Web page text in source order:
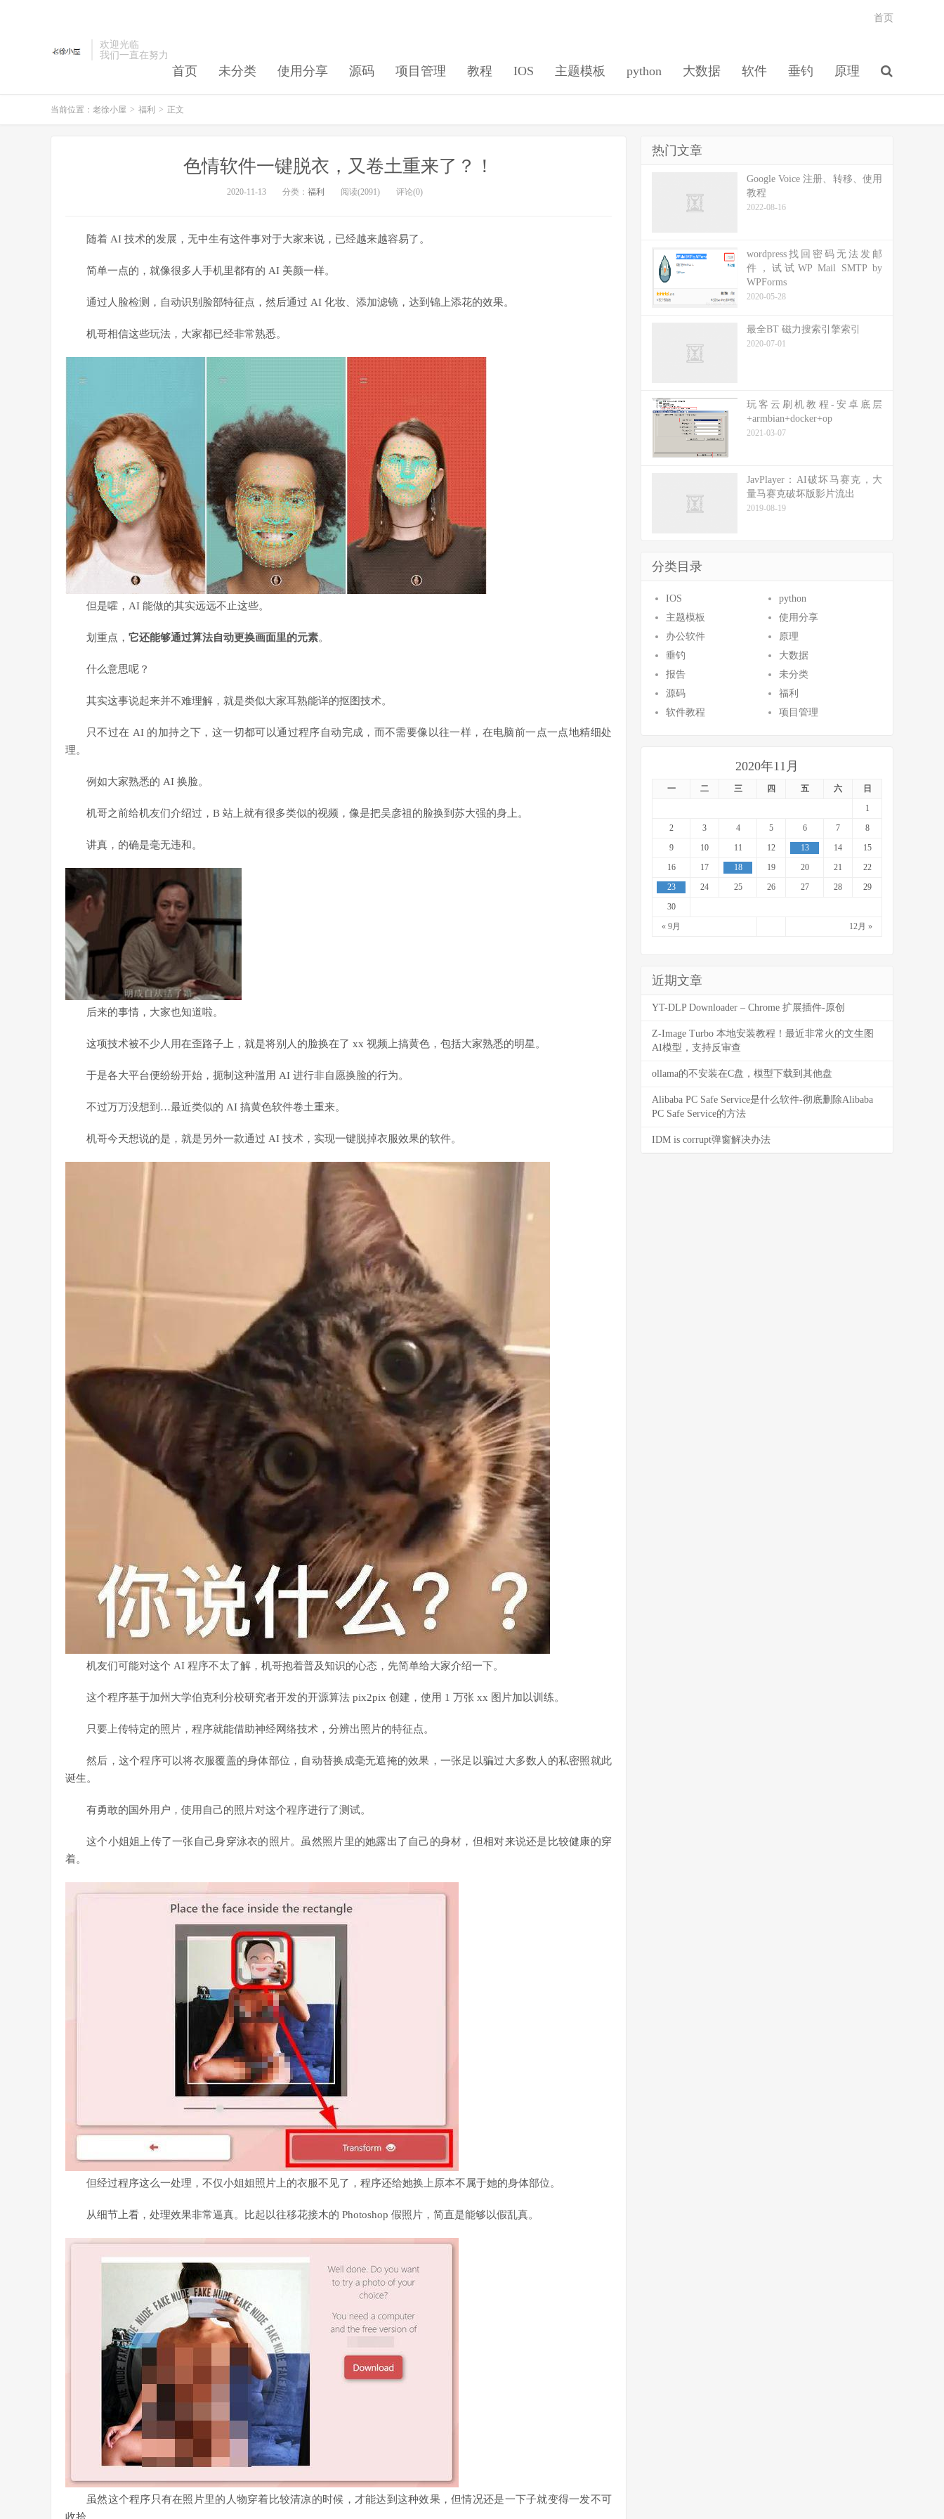
欢迎光临
我们一直在努力
首页 未分类 使用分享 源码 项目管理 教程 IOS 主题模板 python 大数据 软件 垂钓 原理
首页
当前位置： 老徐小屋 > 福利 > 正文
色情软件一键脱衣，又卷土重来了？！
2020-11-13 分类： 福利 阅读(2091) 评论(0)
随着 AI 技术的发展，无中生有这件事对于大家来说，已经越来越容易了。
简单一点的，就像很多人手机里都有的 AI 美颜一样。
通过人脸检测，自动识别脸部特征点，然后通过 AI 化妆、添加滤镜，达到锦上添花的效果。
机哥相信这些玩法，大家都已经非常熟悉。
但是嚯，AI 能做的其实远远不止这些。
划重点， 它还能够通过算法自动更换画面里的元素。
什么意思呢？
其实这事说起来并不难理解，就是类似大家耳熟能详的抠图技术。
只不过在 AI 的加持之下，这一切都可以通过程序自动完成，而不需要像以往一样，在电脑前一点一点地精细处
理。
例如大家熟悉的 AI 换脸。
机哥之前给机友们介绍过，B 站上就有很多类似的视频，像是把吴彦祖的脸换到苏大强的身上。
讲真，的确是毫无违和。
后来的事情，大家也知道啦。
这项技术被不少人用在歪路子上，就是将别人的脸换在了 xx 视频上搞黄色，包括大家熟悉的明星。
于是各大平台便纷纷开始，扼制这种滥用 AI 进行非自愿换脸的行为。
不过万万没想到…最近类似的 AI 搞黄色软件卷土重来。
机哥今天想说的是，就是另外一款通过 AI 技术，实现一键脱掉衣服效果的软件。
机友们可能对这个 AI 程序不太了解，机哥抱着普及知识的心态，先简单给大家介绍一下。
这个程序基于加州大学伯克利分校研究者开发的开源算法 pix2pix 创建，使用 1 万张 xx 图片加以训练。
只要上传特定的照片，程序就能借助神经网络技术，分辨出照片的特征点。
然后，这个程序可以将衣服覆盖的身体部位，自动替换成毫无遮掩的效果，一张足以骗过大多数人的私密照就此
诞生。
有勇敢的国外用户，使用自己的照片对这个程序进行了测试。
这个小姐姐上传了一张自己身穿泳衣的照片。虽然照片里的她露出了自己的身材，但相对来说还是比较健康的穿
着。
但经过程序这么一处理，不仅小姐姐照片上的衣服不见了，程序还给她换上原本不属于她的身体部位。
从细节上看，处理效果非常逼真。比起以往移花接木的 Photoshop 假照片，简直是能够以假乱真。
虽然这个程序只有在照片里的人物穿着比较清凉的时候，才能达到这种效果，但情况还是一下子就变得一发不可
热门文章
Google Voice 注册、转移、使用
教程
2022-08-16
wordpress找回密码无法发邮
件，试试WP Mail SMTP by
WPForms
2020-05-28
最全BT 磁力搜索引擎索引
2020-07-01
玩客云刷机教程-安卓底层
+armbian+docker+op
2021-03-07
JavPlayer：AI破坏马赛克，大
量马赛克破坏版影片流出
2019-08-19
分类目录
IOS
python
主题模板
使用分享
办公软件
原理
垂钓
大数据
报告
未分类
源码
福利
软件教程
项目管理
2020年11月
一 二 三 四 五 六 日
« 9月 12月 »
1
2
3 4 5 6 7
8
9
10 11 12 13 14
15
16
17 18 19 20 21
22
23
24 25 26 27 28
29
30
近期文章
YT-DLP Downloader – Chrome 扩展插件-原创
Z-Image Turbo 本地安装教程！最近非常火的文生图
AI模型，支持反审查
ollama的不安装在C盘，模型下载到其他盘
Alibaba PC Safe Service是什么软件-彻底删除Alibaba
PC Safe Service的方法
IDM is corrupt弹窗解决办法